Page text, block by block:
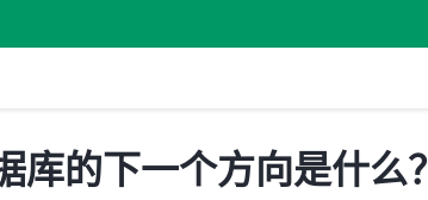
库的下一个方向是什么？